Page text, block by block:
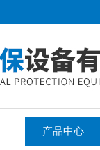
产品中心